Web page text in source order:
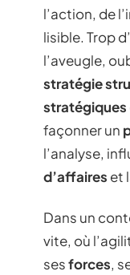
l’action, de
lisible. Trop
l’aveugle,
stratégie
stratégiques
façonner un
l’analyse,
d’affaires et
Dans un
vite, où
sesforces,